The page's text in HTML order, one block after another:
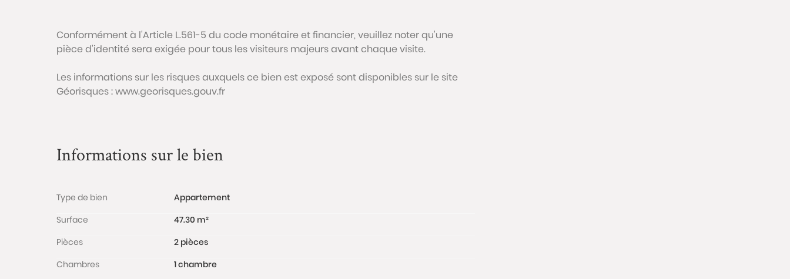
Conformément à l'Article L.561-5 du code monétaire et financier, veuillez noter qu'une
pièce d'identité sera exigée pour tous les visiteurs majeurs avant chaque visite.
Les informations sur les risques auxquels ce bien est exposé sont disponibles sur le site
Géorisques : www.georisques.gouv.fr
Informations sur le bien
Type de bien
Appartement
Surface
47.30 m²
Pièces
2 pièces
Chambres
1 chambre